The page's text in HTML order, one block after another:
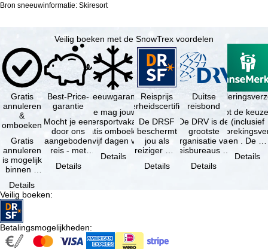
Bron sneeuwinformatie: Skiresort
Veilig boeken met de SnowTrex voordelen
Gratis
annuleren
&
omboeken
Gratis
annuleren
is mogelijk
binnen 5
de
boeking,
als jouw
vakantie …
Details
Best-Price-
garantie
Mocht je een
door ons
aangeboden
reis - met
beschikbaarheid
Details
Sneeuwgarantie
Je mag jouw
wintersportvakantie
gratis omboeken
als vijf dagen voor
Details
Reisprijs
zekerheidscertificaat
De DRSF
beschermt
jou als
reiziger met
pakketreis
Details
Duitse
reisbond
De DRV is de
grootste
organisatie van
reisbureaus en
in Duitsland. …
Details
Je hebt de
(inclusief
en . De …
Details
Veilig boeken:
Betalingsmogelijkheden: